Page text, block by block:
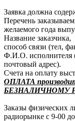
Заявка должна
Перечень
желаемого года
Название заказчика,
способ связи (тел,
Ф.И.О. исполнителя
почтовый адрес).
Счета на оплату
ОПЛАТА
БЕЗНАЛИЧНОМУ
Заказы физических
радиорынке с 9-00